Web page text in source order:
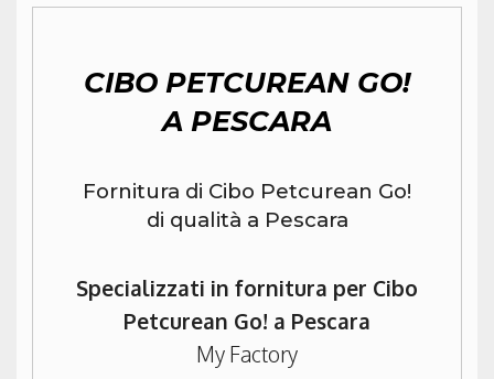
CIBO PETCUREAN GO!
A PESCARA
Fornitura di Cibo Petcurean Go!
di qualità a Pescara
Specializzati in fornitura per Cibo
Petcurean Go! a Pescara
My Factory